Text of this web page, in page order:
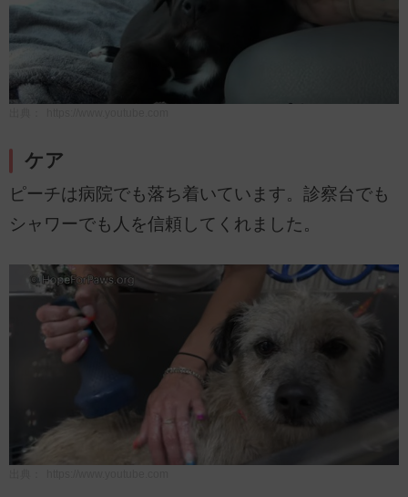
ケア
ピーチは病院でも落ち着いています。診察台でも
シャワーでも人を信頼してくれました。